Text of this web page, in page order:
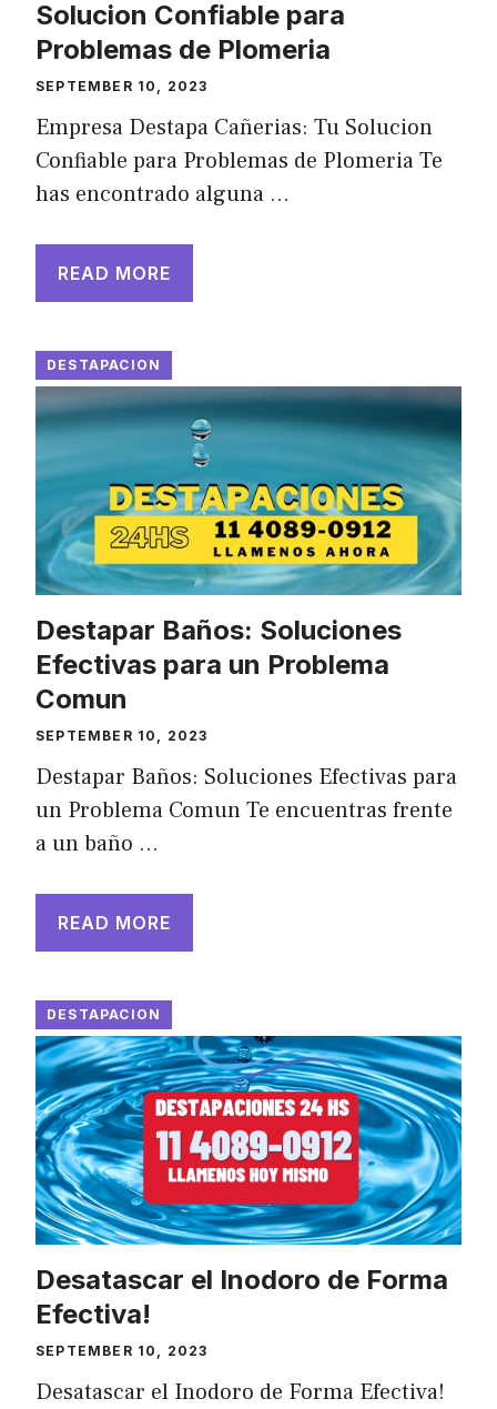
Solucion Confiable para
Problemas de Plomeria
SEPTEMBER 10, 2023
Empresa Destapa Cañerias: Tu Solucion
Confiable para Problemas de Plomeria Te
has encontrado alguna …
READ MORE
DESTAPACION
Destapar Baños: Soluciones
Efectivas para un Problema
Comun
SEPTEMBER 10, 2023
Destapar Baños: Soluciones Efectivas para
un Problema Comun Te encuentras frente
a un baño …
READ MORE
DESTAPACION
Desatascar el Inodoro de Forma
Efectiva!
SEPTEMBER 10, 2023
Desatascar el Inodoro de Forma Efectiva!